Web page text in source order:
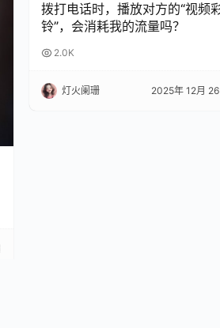
拨打电话时，播放对方的“视频
铃”，会消耗我的流量吗？
2.0K
灯火阑珊 2025年 12月